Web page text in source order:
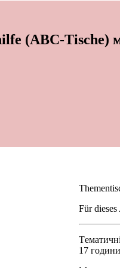
(ABC-Tische)
Für
17